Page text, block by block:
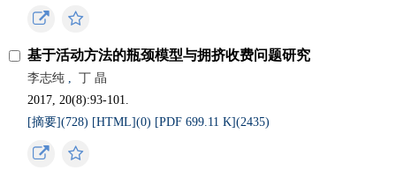
基于活动方法的瓶颈模型与拥挤收费问题研究
李志纯 ,
丁 晶
2017, 20(8):93-101.
[摘要](728) [HTML](0) [PDF 699.11 K](2435)